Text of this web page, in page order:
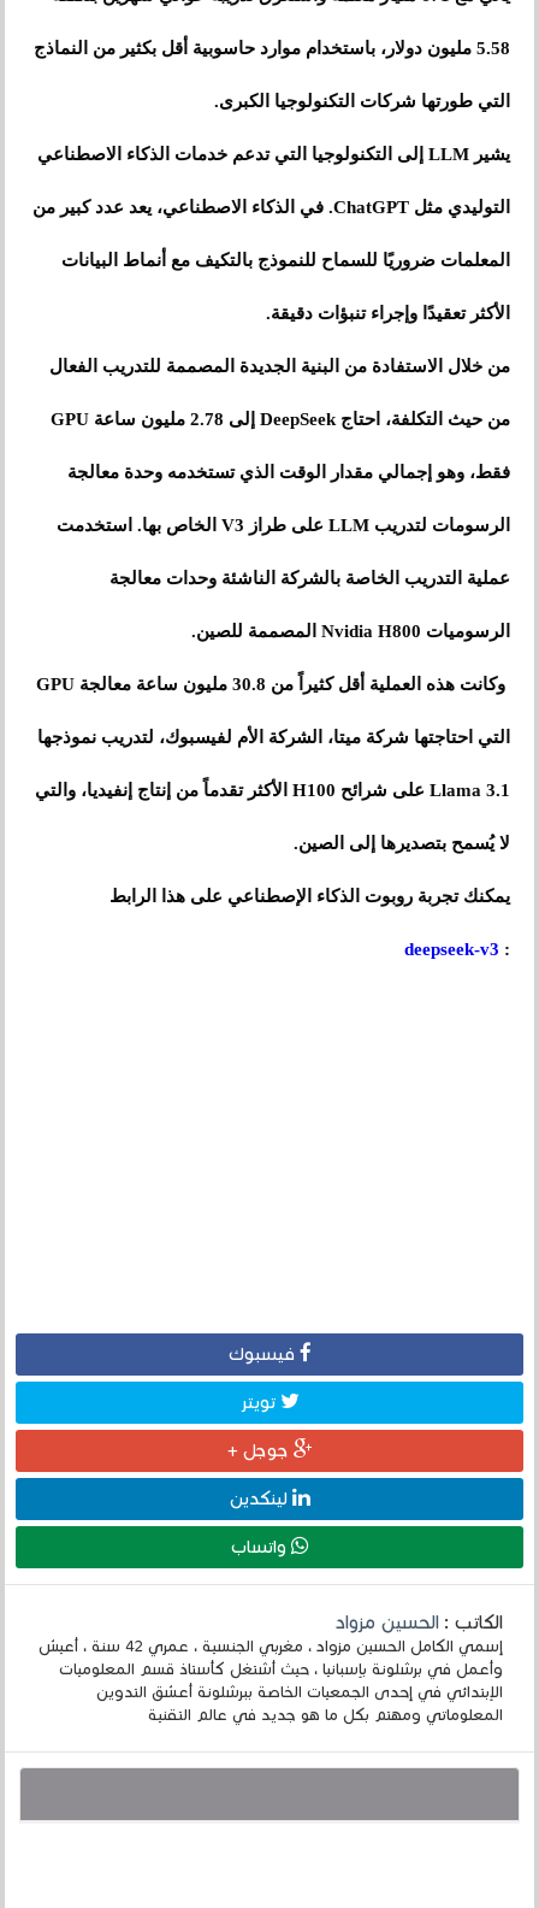
5.58 مليون دولار، باستخدام موارد حاسوبية أقل بكثير من النماذج
التي طورتها شركات التكنولوجيا الكبرى.
يشير LLM إلى التكنولوجيا التي تدعم خدمات الذكاء الاصطناعي
التوليدي مثل ChatGPT. في الذكاء الاصطناعي، يعد عدد كبير من
المعلمات ضروريًا للسماح للنموذج بالتكيف مع أنماط البيانات
الأكثر تعقيدًا وإجراء تنبؤات دقيقة.
من خلال الاستفادة من البنية الجديدة المصممة للتدريب الفعال
من حيث التكلفة، احتاج DeepSeek إلى 2.78 مليون ساعة GPU
فقط، وهو إجمالي مقدار الوقت الذي تستخدمه وحدة معالجة
الرسومات لتدريب LLM على طراز V3 الخاص بها. استخدمت
عملية التدريب الخاصة بالشركة الناشئة وحدات معالجة
الرسوميات Nvidia H800 المصممة للصين.
وكانت هذه العملية أقل كثيراً من 30.8 مليون ساعة معالجة GPU
التي احتاجتها شركة ميتا، الشركة الأم لفيسبوك، لتدريب نموذجها
Llama 3.1 على شرائح H100 الأكثر تقدماً من إنتاج إنفيديا، والتي
لا يُسمح بتصديرها إلى الصين.
يمكنك تجربة روبوت الذكاء الإصطناعي على هذا الرابط
:
deepseek-v3
فيسبوك
تويتر
جوجل +
لينكدين
واتساب
الكاتب :الحسين مزواد
إسمي الكامل الحسين مزواد ، مغربي الجنسية ، عمري 42 سنة ، أعيش
وأعمل في برشلونة بإسبانيا ، حيث أشتغل كأستاذ قسم المعلوميات
الإبتدائي في إحدى الجمعيات الخاصة ببرشلونة أعشق التدوين
المعلوماتي ومهتم بكل ما هو جديد في عالم التقنية